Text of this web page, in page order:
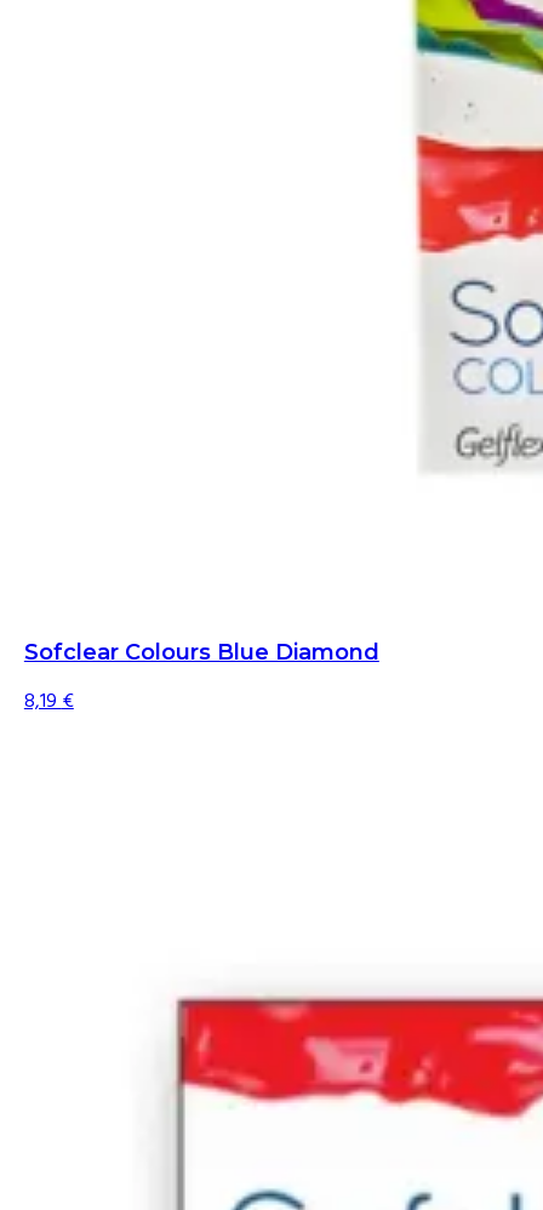
Sofclear Colours Blue Diamond
8,19€